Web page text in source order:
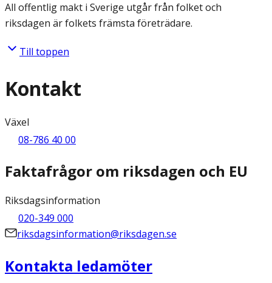
All offentlig makt i Sverige utgår från folket och
riksdagen är folkets främsta företrädare.
Till toppen
Kontakt
Växel
08-786 40 00
Faktafrågor om riksdagen och EU
Riksdagsinformation
020-349 000
riksdagsinformation@riksdagen.se
Kontakta ledamöter